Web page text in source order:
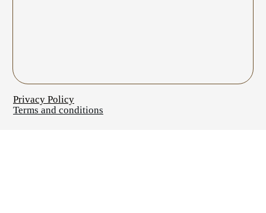
Privacy Policy
Terms and conditions